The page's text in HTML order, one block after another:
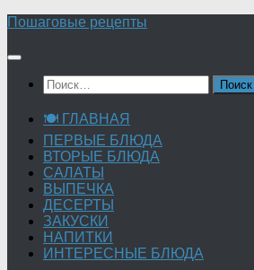
Перейти
содержимому
Пошаговые рецепты
Найти:
🍽 ГЛАВНАЯ
ПЕРВЫЕ БЛЮДА
ВТОРЫЕ БЛЮДА
САЛАТЫ
ВЫПЕЧКА
ДЕСЕРТЫ
ЗАКУСКИ
НАПИТКИ
ИНТЕРЕСНЫЕ БЛЮДА